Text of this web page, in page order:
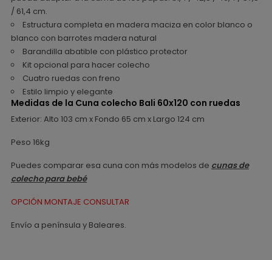
/ 61,4 cm.
Estructura completa en madera maciza en color blanco o
blanco con barrotes madera natural
Barandilla abatible con plástico protector
Kit opcional para hacer colecho
Cuatro ruedas con freno
Estilo limpio y elegante
Medidas de la Cuna colecho Bali 60x120 con ruedas
Exterior: Alto 103 cm x Fondo 65 cm x Largo 124 cm
Peso 16kg
Puedes comparar esa cuna con más modelos de cunas de
colecho para bebé
OPCIÓN MONTAJE CONSULTAR
Envío a península y Baleares.